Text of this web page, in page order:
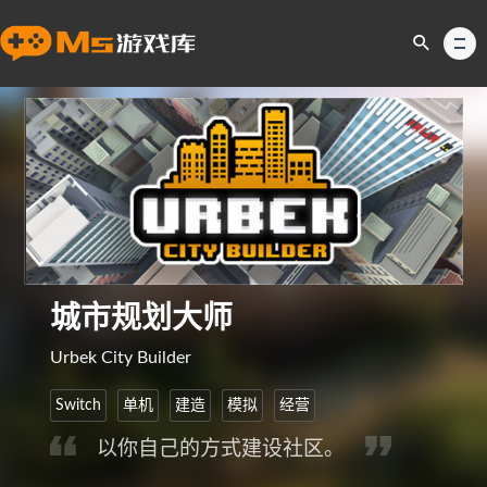
城市规划大师
Urbek City Builder
Switch 单机 建造 模拟 经营
以你自己的方式建设社区。